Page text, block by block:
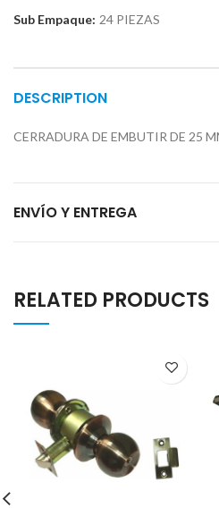
Sub Empaque: 24 PIEZAS
DESCRIPTION
CERRADURA DE EMBUTIR DE 25
ENVÍO Y ENTREGA
RELATED PRODUCTS